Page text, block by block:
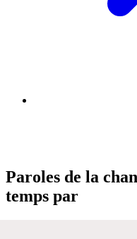
Paroles de la
temps par